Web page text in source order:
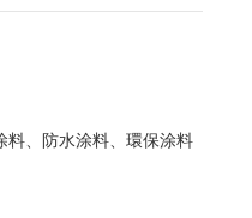
料、防水涂料、環保涂料